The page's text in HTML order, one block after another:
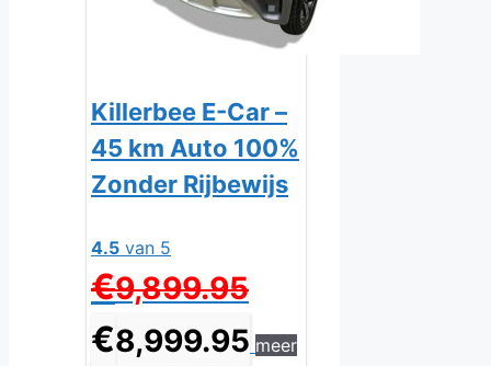
Killerbee E-Car –
45 km Auto 100%
Zonder Rijbewijs
4.5 van 5
€9,899.95prijs
€9,899.95.
€8,999.95prijs
meer